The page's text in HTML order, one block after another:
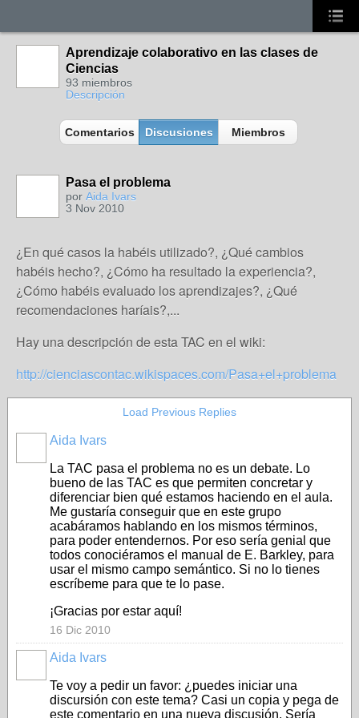
Aprendizaje colaborativo en las clases de
Ciencias
93 miembros
Descripción
Comentarios Discusiones Miembros
Pasa el problema
por Aida Ivars
3 Nov 2010
¿En qué casos la habéis utilizado?, ¿Qué cambios
habéis hecho?, ¿Cómo ha resultado la experiencia?,
¿Cómo habéis evaluado los aprendizajes?, ¿Qué
recomendaciones haríais?,...
Hay una descripción de esta TAC en el wiki:
http://cienciascontac.wikispaces.com/Pasa+el+problema
Load Previous Replies
Aida Ivars
La TAC pasa el problema no es un debate. Lo
bueno de las TAC es que permiten concretar y
diferenciar bien qué estamos haciendo en el aula.
Me gustaría conseguir que en este grupo
acabáramos hablando en los mismos términos,
para poder entendernos. Por eso sería genial que
todos conociéramos el manual de E. Barkley, para
usar el mismo campo semántico. Si no lo tienes
escríbeme para que te lo pase.
¡Gracias por estar aquí!
16 Dic 2010
Aida Ivars
Te voy a pedir un favor: ¿puedes iniciar una
discursión con este tema? Casi un copia y pega de
este comentario en una nueva discusión. Sería